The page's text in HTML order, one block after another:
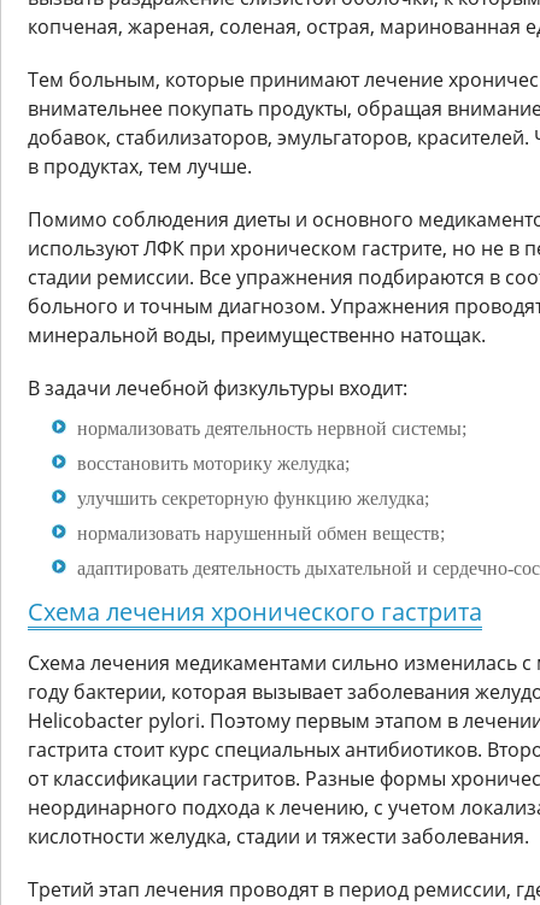
копченая, жареная, соленая, острая, маринованная
Тем больным, которые принимают лечение
внимательнее покупать продукты, обращая
добавок, стабилизаторов, эмульгаторов,
в продуктах, тем лучше.
Помимо соблюдения диеты и основного
используют ЛФК при хроническом гастрите, но не в
стадии ремиссии. Все упражнения подбираются в
больного и точным диагнозом. Упражнения
минеральной воды, преимущественно натощак.
В задачи лечебной физкультуры входит:
нормализовать деятельность нервной системы;
восстановить моторику желудка;
улучшить секреторную функцию желудка;
нормализовать нарушенный обмен веществ;
адаптировать деятельность дыхательной и сердечно-
Схема лечения хронического гастрита
Схема лечения медикаментами сильно изменилась с
году бактерии, которая вызывает заболевания
Helicobacter pylori. Поэтому первым этапом в
гастрита стоит курс специальных антибиотиков.
от классификации гастритов. Разные формы
неординарного подхода к лечению, с учетом
кислотности желудка, стадии и тяжести заболевания.
Третий этап лечения проводят в период ремиссии,